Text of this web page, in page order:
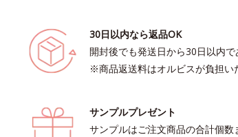
30日以内なら返品OK
開封後でも発送日から30日以内
※商品返送料はオルビスが負担い
サンプルプレゼント
サンプルはご注文商品の合計個数